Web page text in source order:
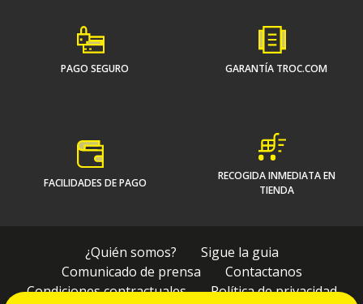
PAGO SEGURO GARANTÍA TROC.COM
FACILIDADES DE PAGO
RECOGIDA INMEDIATA EN
TIENDA
¿Quién somos?
Sigue la guia
Comunicado de prensa
Contactanos
Condiciones contractuales
Política de privacidad